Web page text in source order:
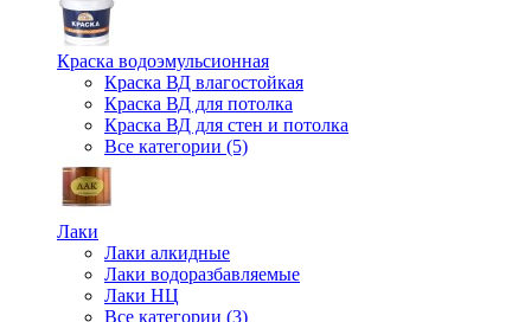
Краска водоэмульсионная
Краска ВД влагостойкая
Краска ВД для потолка
Краска ВД для стен и потолка
Все категории (5)
Лаки
Лаки алкидные
Лаки водоразбавляемые
Лаки НЦ
Все категории (3)